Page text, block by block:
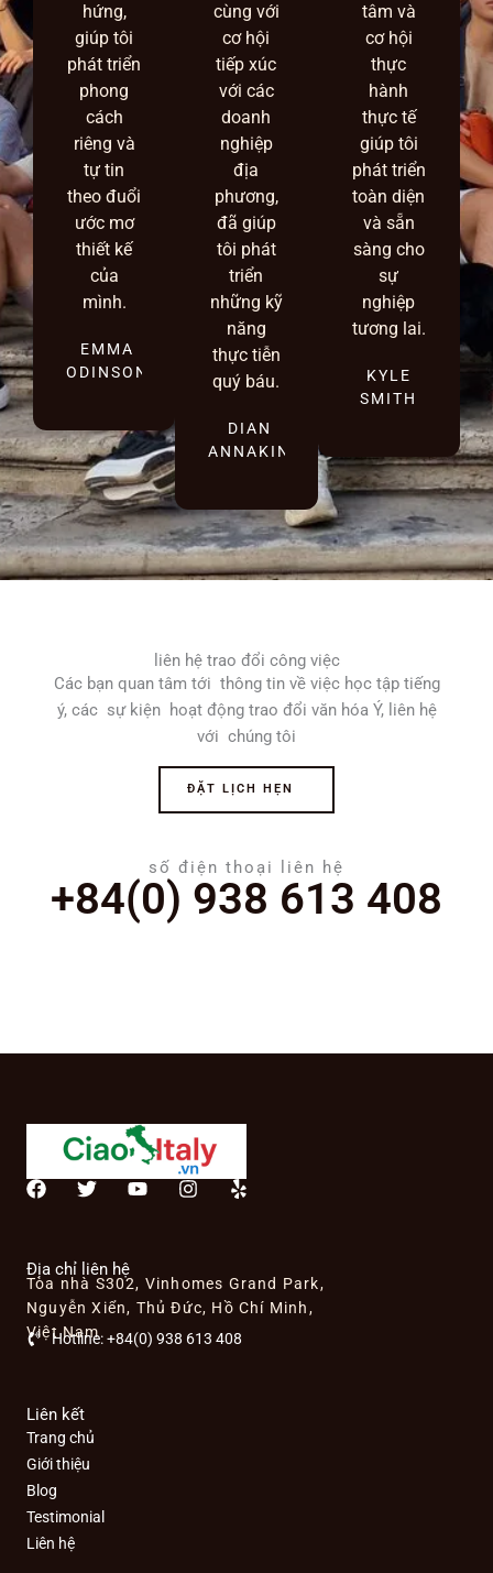
hứng,
giúp tôi
phát triển
phong
cách
riêng và
tự tin
theo đuổi
ước mơ
thiết kế
của
mình.
EMMA
ODINSON
cùng với
cơ hội
tiếp xúc
với các
doanh
nghiệp
địa
phương,
đã giúp
tôi phát
triển
những kỹ
năng
thực tiễn
quý báu.
DIAN
ANNAKIN
tâm và
cơ hội
thực
hành
thực tế
giúp tôi
phát triển
toàn diện
và sẵn
sàng cho
sự
nghiệp
tương lai.
KYLE
SMITH
liên hệ trao đổi công việc
Các bạn quan tâm tới thông tin về việc học tập tiếng
ý, các sự kiện hoạt động trao đổi văn hóa Ý, liên hệ
với chúng tôi
ĐẶT LỊCH HẸN
số điện thoại liên hệ
+84(0) 938 613 408
F
b
o
o
k
T
t
e
r
Y
b
e
I
g
r
m
Y
Địa chỉ liên hệ
Tòa nhà S302, Vinhomes Grand Park,
Nguyễn Xiển, Thủ Đức, Hồ Chí Minh,
Việt Nam
Hotline: +84(0) 938 613 408
Liên kết
Trang chủ
Giới thiệu
Blog
Testimonial
Liên hệ